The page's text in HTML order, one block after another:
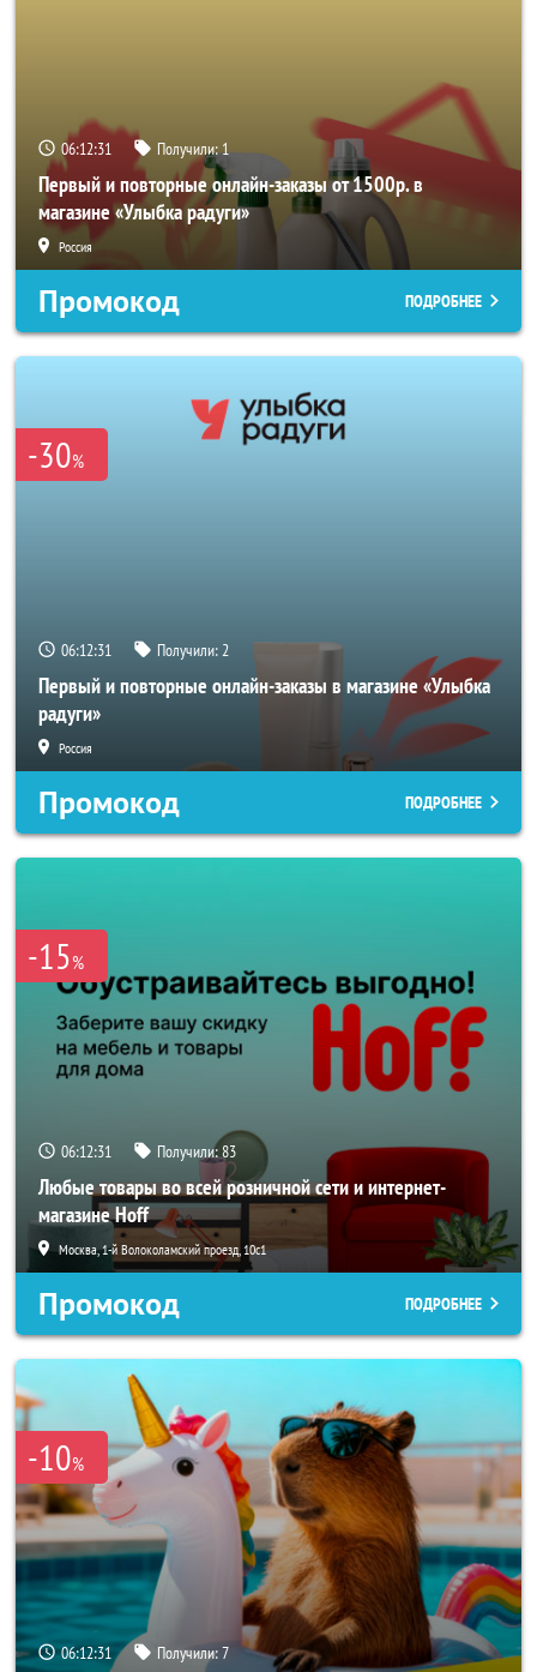
06:12:29 Получили:1
Первый и повторные онлайн-заказы от 1500р. в
магазине «Улыбка радуги»
Россия
Промокод ПОДРОБНЕЕ
-30%
06:12:29 Получили:2
Первый и повторные онлайн-заказы в магазине «Улыбка
радуги»
Россия
Промокод ПОДРОБНЕЕ
-15%
06:12:29 Получили:83
Любые товары во всей розничной сети и интернет-
магазине Hoff
Москва, 1-й Волоколамский проезд, 10с1
Промокод ПОДРОБНЕЕ
-10%
06:12:29 Получили:7